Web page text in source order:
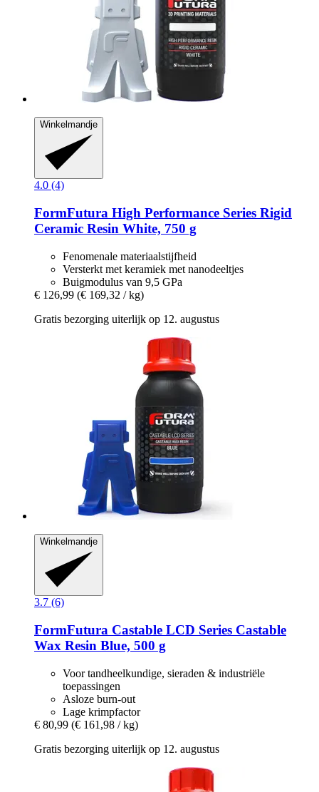
Winkelmandje
4.0 (4)
FormFutura High Performance Series Rigid
Ceramic Resin White, 750 g
Fenomenale materiaalstijfheid
Versterkt met keramiek met nanodeeltjes
Buigmodulus van 9,5 GPa
€ 126,99 (€ 169,32 / kg)
Gratis bezorging uiterlijk op 12. augustus
Winkelmandje
3.7 (6)
FormFutura Castable LCD Series Castable
Wax Resin Blue, 500 g
Voor tandheelkundige, sieraden & industriële
toepassingen
Asloze burn-out
Lage krimpfactor
€ 80,99 (€ 161,98 / kg)
Gratis bezorging uiterlijk op 12. augustus